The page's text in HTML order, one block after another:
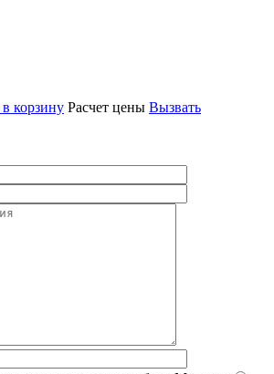
корзину Расчет цены Вызвать